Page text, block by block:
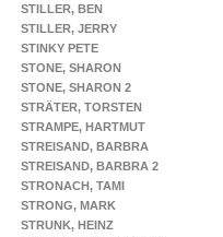
STILLER, BEN
STILLER, JERRY
STINKY PETE
STONE, SHARON
STONE, SHARON 2
STRÄTER, TORSTEN
STRAMPE, HARTMUT
STREISAND, BARBRA
STREISAND, BARBRA 2
STRONACH, TAMI
STRONG, MARK
STRUNK, HEINZ